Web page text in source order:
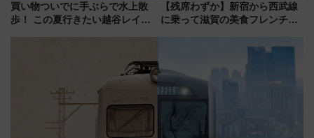
買い物ついでに手ぶらで水上散
歩！ この夏行きたい越谷レイク
【残席わずか】新宿から西武線
に乗って滋賀の美食フレンチを
「52席の至福」で味わう近江牛